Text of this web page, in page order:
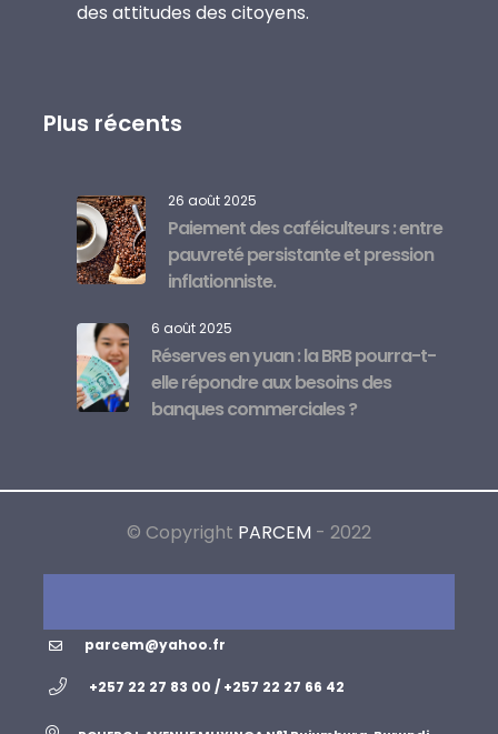
des attitudes des citoyens.
Plus récents
26 août 2025
Paiement des caféiculteurs : entre
pauvreté persistante et pression
inflationniste.
6 août 2025
Réserves en yuan : la BRB pourra-t-
elle répondre aux besoins des
banques commerciales ?
© Copyright PARCEM - 2022
parcem@yahoo.fr
+257 22 27 83 00 / +257 22 27 66 42